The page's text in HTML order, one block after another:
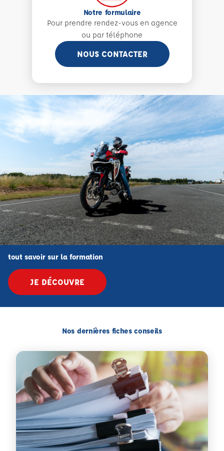
Notre formulaire
Pour prendre rendez-vous en agence
ou par téléphone
NOUS CONTACTER
tout savoir sur la formation
JE DÉCOUVRE
Nos dernières fiches conseils